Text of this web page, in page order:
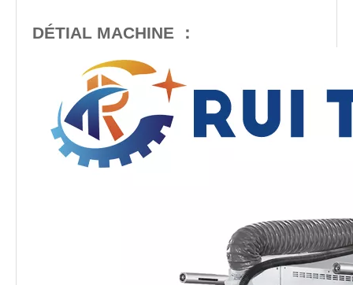
DÉTIAL MACHINE ：